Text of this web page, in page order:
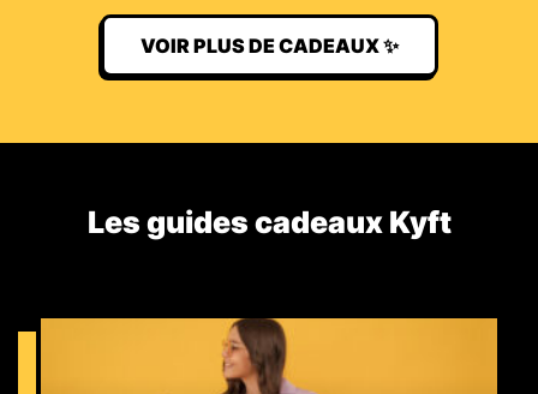
VOIR PLUS DE CADEAUX ✨
Les guides cadeaux Kyft​